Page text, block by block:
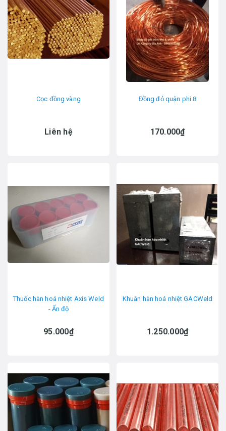
Cọc đồng vàng
Liên hệ
Đồng đỏ quận phi 8
170.000₫
Thuốc hàn hoá nhiệt Axis Weld
- Ấn độ
95.000₫
Khuân hàn hoá nhiệt GACWeld
1.250.000₫